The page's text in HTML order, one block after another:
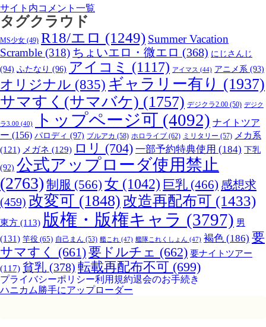
サイト内コメント一覧
タグクラウド
MS少女 (49) R18/エロ (1249) Summer Vacation
Scramble (318) ちょいエロ・微エロ (368) にじさんじ
(94) ふたなり (96) アイコミ (1117) アイマス (44) アニメ系 (93)
オリジナル (835) ギャラリー有り (1937)
サマすく(サマバケ) (1757) デジクラ2.00 (50) デジク
ラ3.00 (40) トップページ可 (4092) ナイトツア
ー (156) パロディ (97) ブルアカ (58) ホロライブ (62) ミリタリー (57) メカ系
(121) メガネ (129) ロリ (704) 一部予約特典使用 (184) 下乳
(92) 公式アップローダ使用禁止
(2763) 制服 (566) 女 (1042) 巨乳 (466) 感想求
(459) 改変可 (1848) 改造再配布可 (1433)
東方 (113) 版権・版権キャラ (3797) 男
(131) 竿役 (65) 自己まん (53) 艦これ (47) 艦隊これくしょん (47) 褐色 (186) 要
サマすく
(661)要ドルチェ (662) 要ナイトツアー
(117) 貧乳 (378) 転載再配布不可 (699)
プライバシーポリシー利用規約退会のお手続き
ハニカム勝手にアップローダー